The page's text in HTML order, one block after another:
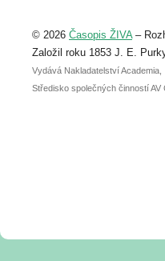
abstraktu přihlášené
posteru je už 30. června.
© 2026 Časopis ŽIVA–
Založil roku 1853 J. E.
Vydává Nakladatelství Academia,
Středisko společných činností AV